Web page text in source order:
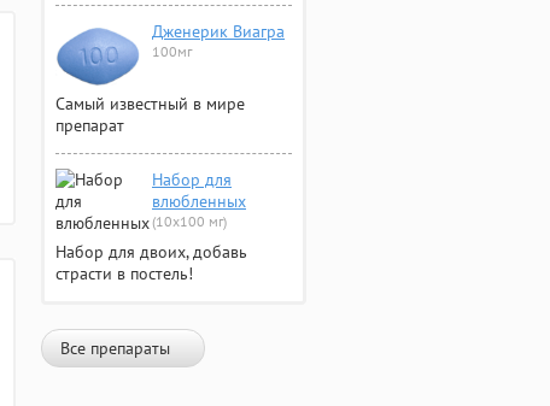
Дженерик Виагра
100мг
Самый известный в мире
препарат
Набор для
влюбленных
(10х100 мг)
Набор для двоих, добавь
страсти в постель!
Все препараты